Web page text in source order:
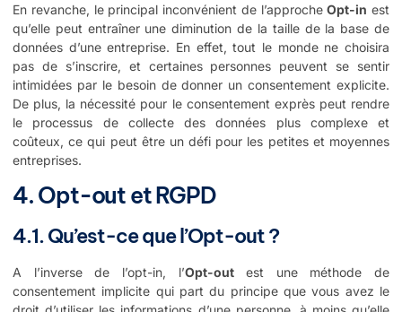
En revanche, le principal inconvénient de l’approcheOpt-in est
qu’elle peut entraîner une diminution de la taille de la base de
données d’une entreprise. En effet, tout le monde ne choisira
pas de s’inscrire, et certaines personnes peuvent se sentir
intimidées par le besoin de donner un consentement explicite.
De plus, la nécessité pour le consentement exprès peut rendre
le processus de collecte des données plus complexe et
coûteux, ce qui peut être un défi pour les petites et moyennes
entreprises.
4. Opt-out et RGPD
4.1. Qu’est-ce que l’Opt-out ?
A l’inverse de l’opt-in, l’Opt-outest une méthode de
consentement implicite qui part du principe que vous avez le